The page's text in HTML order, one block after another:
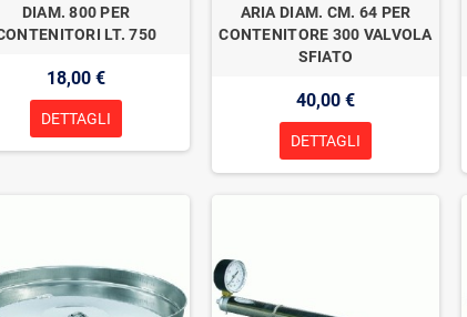
DIAM. 800 PER
LT. 750
18,00 €
DETTAGLI
ARIA DIAM. CM. 64 PER
CONTENITORE 300 VALVOLA
SFIATO
40,00 €
DETTAGLI